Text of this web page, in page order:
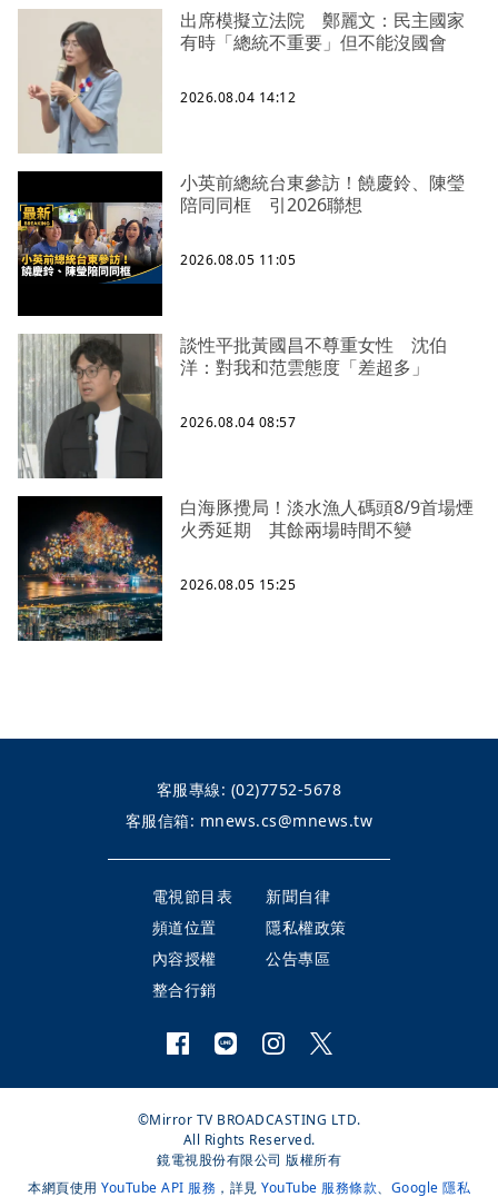
出席模擬立法院 鄭麗文：民主國家
有時「總統不重要」但不能沒國會
2026.08.04 14:12
小英前總統台東參訪！饒慶鈴、陳瑩
陪同同框 引2026聯想
2026.08.05 11:05
談性平批黃國昌不尊重女性 沈伯
洋：對我和范雲態度「差超多」
2026.08.04 08:57
白海豚攪局！淡水漁人碼頭8/9首場煙
火秀延期 其餘兩場時間不變
2026.08.05 15:25
客服專線: (02)7752-5678
客服信箱: mnews.cs@mnews.tw
電視節目表
新聞自律
頻道位置
隱私權政策
內容授權
公告專區
整合行銷
©Mirror TV BROADCASTING LTD.
All Rights Reserved.
鏡電視股份有限公司 版權所有
本網頁使用 YouTube API 服務 ，詳見 YouTube 服務條款、 Google 隱私